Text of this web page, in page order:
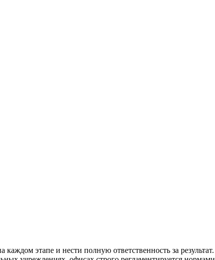
этапе и нести полную ответственность за результат.